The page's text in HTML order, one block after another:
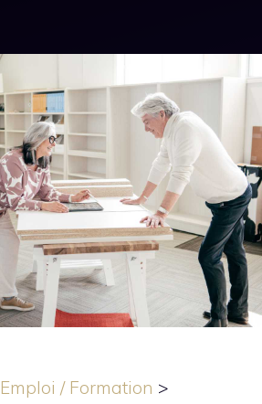
Emploi / Formation >